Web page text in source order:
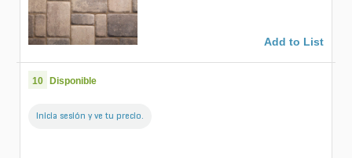
Add to List
10 Disponible
Inicia sesión y ve tu precio.